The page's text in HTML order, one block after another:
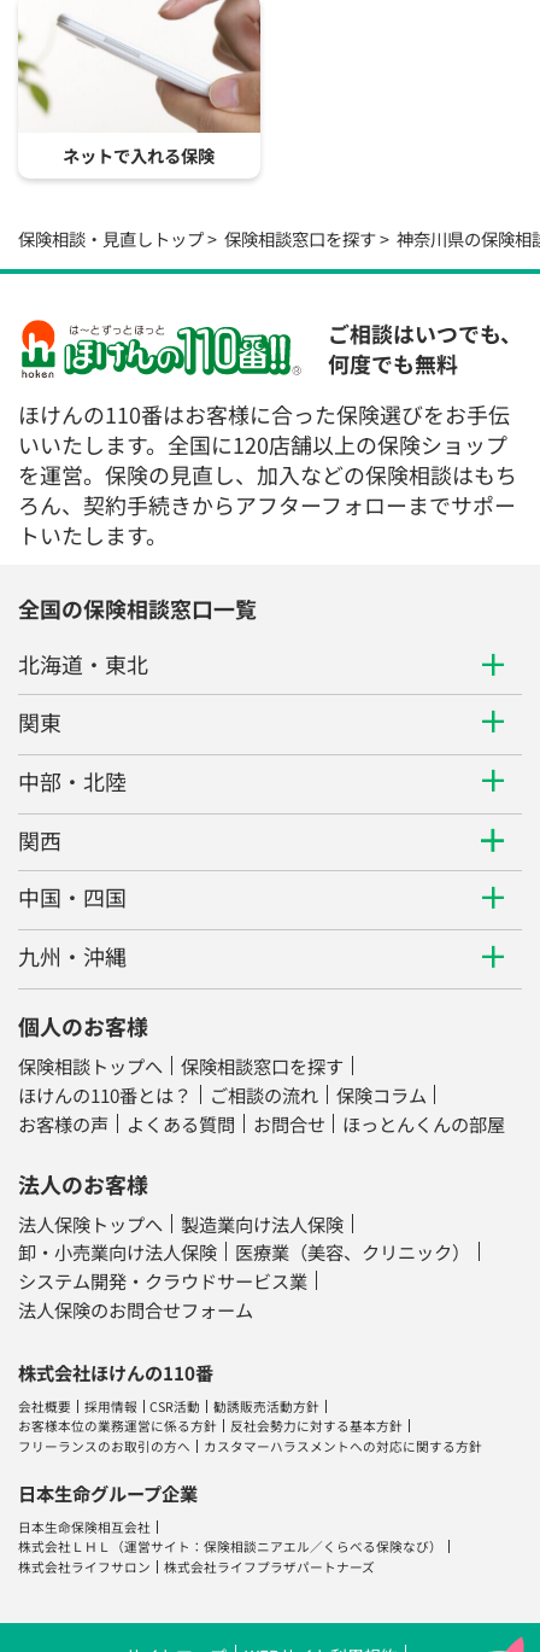
ネットで入れる保険
保険相談・見直しトップ 保険相談窓口を探す 神奈川県の保険相
ご相談はいつでも、
何度でも無料
ほけんの110番はお客様に合った保険選びをお手伝
いいたします。全国に120店舗以上の保険ショップ
を運営。保険の見直し、加入などの保険相談はもち
ろん、契約手続きからアフターフォローまでサポー
トいたします。
全国の保険相談窓口一覧
北海道・東北
関東
中部・北陸
関西
中国・四国
九州・沖縄
個人のお客様
保険相談トップへ
保険相談窓口を探す
ほけんの110番とは？
ご相談の流れ
保険コラム
お客様の声
よくある質問 お問合せ ほっとんくんの部屋
法人のお客様
法人保険トップへ
製造業向け法人保険
卸・小売業向け法人保険
医療業（美容、クリニック）
システム開発・クラウドサービス業
法人保険のお問合せフォーム
株式会社ほけんの110番
会社概要 採用情報 CSR活動
勧誘販売活動方針
お客様本位の業務運営に係る方針
反社会勢力に対する基本方針
フリーランスのお取引の方へ
カスタマーハラスメントへの対応に関する方針
日本生命グループ企業
日本生命保険相互会社
株式会社ＬＨＬ （運営サイト：保険相談ニアエル／ くらべる保険なび）
株式会社ライフサロン
株式会社ライフプラザパートナーズ